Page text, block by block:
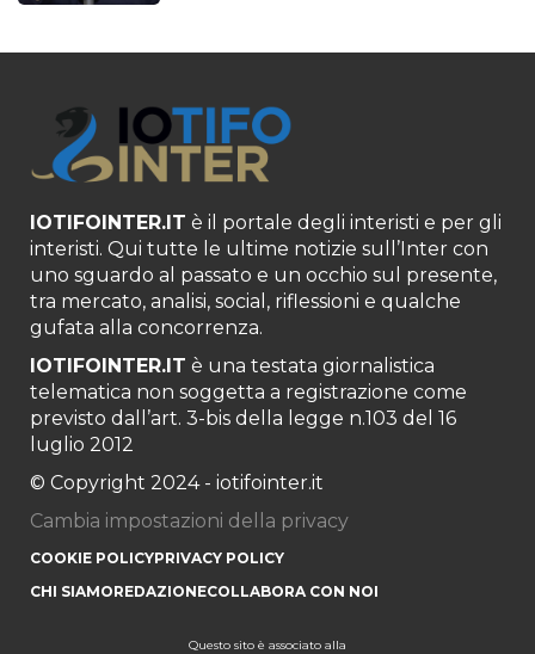
IOTIFOINTER.IT è il portale degli interisti e per gli
interisti. Qui tutte le ultime notizie sull’Inter con
uno sguardo al passato e un occhio sul presente,
tra mercato, analisi, social, riflessioni e qualche
gufata alla concorrenza.
IOTIFOINTER.IT è una testata giornalistica
telematica non soggetta a registrazione come
previsto dall’art. 3-bis della legge n.103 del 16
luglio 2012
© Copyright 2024 - iotifointer.it
Cambia impostazioni della privacy
COOKIE POLICYPRIVACY POLICY
CHI SIAMOREDAZIONECOLLABORA CON NOI
Questo sito è associato alla